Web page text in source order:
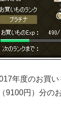
年度のお買
9100円）分の